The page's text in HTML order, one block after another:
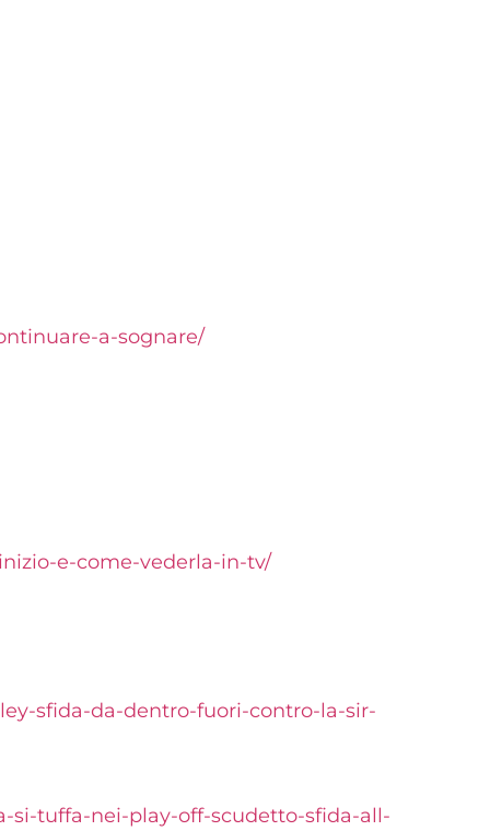
a-sognare/
e-come-vederla-in-tv/
sfida-da-dentro-fuori-contro-la-sir-
si-tuffa-nei-play-off-scudetto-sfida-all-